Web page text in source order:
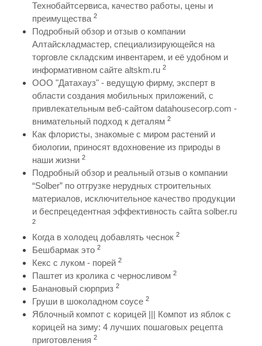
Технобайтсервиса, качество работы, цены и
преимущества 2
Подробный обзор и отзыв о компании
Алтайскладмастер, специализирующейся на
торговле складским инвентарем, и её удобном и
информативном сайте altskm.ru 2
ООО "Датахауз" - ведущую фирму, эксперт в
области создания мобильных приложений, с
привлекательным веб-сайтом datahousecorp.com -
внимательный подход к деталям 2
Как флористы, знакомые с миром растений и
биологии, приносят вдохновение из природы в
наши жизни 2
Подробный обзор и реальный отзыв о компании
“Solber” по отгрузке нерудных строительных
материалов, исключительное качество продукции
и беспрецедентная эффективность сайта solber.ru
2
Когда в холодец добавлять чеснок 2
Бешбармак это 2
Кекс с луком - порей 2
Паштет из кролика с черносливом 2
Банановый сюрприз 2
Груши в шоколадном соусе 2
Яблочный компот с корицей ||| Компот из яблок с
корицей на зиму: 4 лучших пошаговых рецепта
приготовления 2